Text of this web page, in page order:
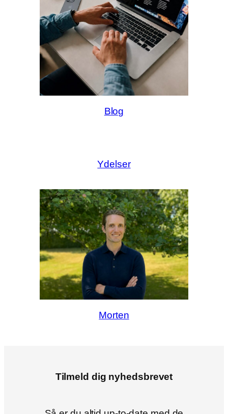
Blog
Ydelser
Morten
Tilmeld dig nyhedsbrevet